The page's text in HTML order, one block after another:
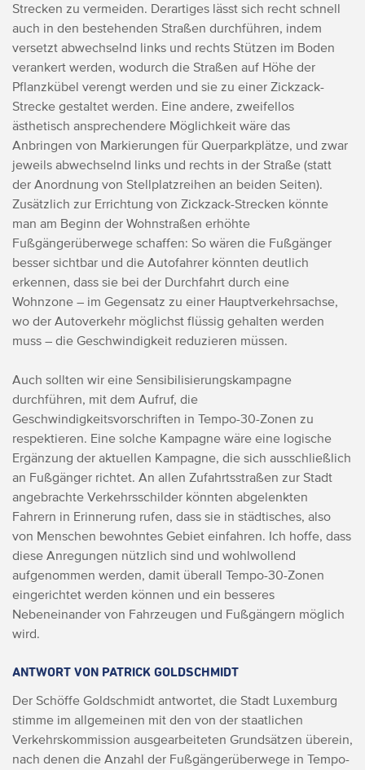
Strecken zu vermeiden. Derartiges lässt sich recht schnell
auch in den bestehenden Straßen durchführen, indem
versetzt abwechselnd links und rechts Stützen im Boden
verankert werden, wodurch die Straßen auf Höhe der
Pflanzkübel verengt werden und sie zu einer Zickzack-
Strecke gestaltet werden. Eine andere, zweifellos
ästhetisch ansprechendere Möglichkeit wäre das
Anbringen von Markierungen für Querparkplätze, und zwar
jeweils abwechselnd links und rechts in der Straße (statt
der Anordnung von Stellplatzreihen an beiden Seiten).
Zusätzlich zur Errichtung von Zickzack-Strecken könnte
man am Beginn der Wohnstraßen erhöhte
Fußgängerüberwege schaffen: So wären die Fußgänger
besser sichtbar und die Autofahrer könnten deutlich
erkennen, dass sie bei der Durchfahrt durch eine
Wohnzone – im Gegensatz zu einer Hauptverkehrsachse,
wo der Autoverkehr möglichst flüssig gehalten werden
muss – die Geschwindigkeit reduzieren müssen.
Auch sollten wir eine Sensibilisierungskampagne
durchführen, mit dem Aufruf, die
Geschwindigkeitsvorschriften in Tempo-30-Zonen zu
respektieren. Eine solche Kampagne wäre eine logische
Ergänzung der aktuellen Kampagne, die sich ausschließlich
an Fußgänger richtet. An allen Zufahrtsstraßen zur Stadt
angebrachte Verkehrsschilder könnten abgelenkten
Fahrern in Erinnerung rufen, dass sie in städtisches, also
von Menschen bewohntes Gebiet einfahren. Ich hoffe, dass
diese Anregungen nützlich sind und wohlwollend
aufgenommen werden, damit überall Tempo-30-Zonen
eingerichtet werden können und ein besseres
Nebeneinander von Fahrzeugen und Fußgängern möglich
wird.
ANTWORT VON PATRICK GOLDSCHMIDT
Der Schöffe Goldschmidt antwortet, die Stadt Luxemburg
stimme im allgemeinen mit den von der staatlichen
Verkehrskommission ausgearbeiteten Grundsätzen überein,
nach denen die Anzahl der Fußgängerüberwege in Tempo-